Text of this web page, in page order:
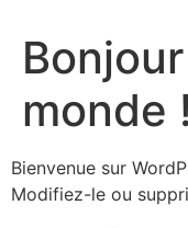
monde !
Bienvenue sur
Modifiez-le ou